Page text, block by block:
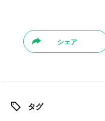
シェア
タグ